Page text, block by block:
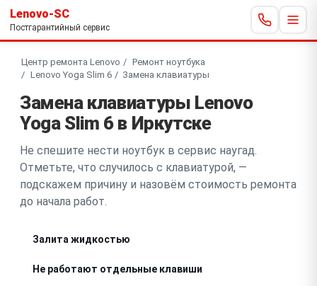
Lenovo-SC
Постгарантийный сервис
Центр ремонта Lenovo
Ремонт ноутбука
Lenovo Yoga Slim 6
Замена клавиатуры
Замена клавиатуры Lenovo
Yoga Slim 6 в Иркутске
Не спешите нести ноутбук в сервис наугад.
Отметьте, что случилось с клавиатурой, —
подскажем причину и назовём стоимость ремонта
до начала работ.
Залита жидкостью
Не работают отдельные клавиши